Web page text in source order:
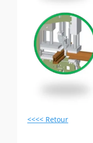
<<<< Retour